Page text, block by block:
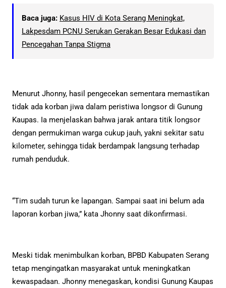
Baca juga: Kasus HIV di Kota Serang Meningkat,
Lakpesdam PCNU Serukan Gerakan Besar Edukasi dan
Pencegahan Tanpa Stigma
Menurut Jhonny, hasil pengecekan sementara memastikan
tidak ada korban jiwa dalam peristiwa longsor di Gunung
Kaupas. Ia menjelaskan bahwa jarak antara titik longsor
dengan permukiman warga cukup jauh, yakni sekitar satu
kilometer, sehingga tidak berdampak langsung terhadap
rumah penduduk.
“Tim sudah turun ke lapangan. Sampai saat ini belum ada
laporan korban jiwa,” kata Jhonny saat dikonfirmasi.
Meski tidak menimbulkan korban, BPBD Kabupaten Serang
tetap mengingatkan masyarakat untuk meningkatkan
kewaspadaan. Jhonny menegaskan, kondisi Gunung Kaupas